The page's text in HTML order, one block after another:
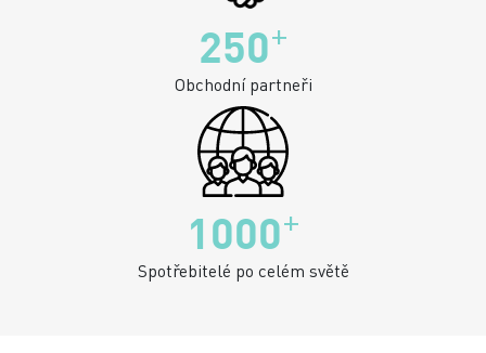
250+
Obchodní partneři
1000+
Spotřebitelé po celém světě